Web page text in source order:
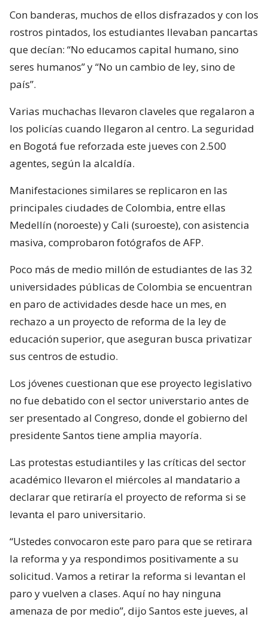
Con banderas, muchos de ellos disfrazados y con los
rostros pintados, los estudiantes llevaban pancartas
que decían: “No educamos capital humano, sino
seres humanos” y “No un cambio de ley, sino de
país”.
Varias muchachas llevaron claveles que regalaron a
los policías cuando llegaron al centro. La seguridad
en Bogotá fue reforzada este jueves con 2.500
agentes, según la alcaldía.
Manifestaciones similares se replicaron en las
principales ciudades de Colombia, entre ellas
Medellín (noroeste) y Cali (suroeste), con asistencia
masiva, comprobaron fotógrafos de AFP.
Poco más de medio millón de estudiantes de las 32
universidades públicas de Colombia se encuentran
en paro de actividades desde hace un mes, en
rechazo a un proyecto de reforma de la ley de
educación superior, que aseguran busca privatizar
sus centros de estudio.
Los jóvenes cuestionan que ese proyecto legislativo
no fue debatido con el sector universtario antes de
ser presentado al Congreso, donde el gobierno del
presidente Santos tiene amplia mayoría.
Las protestas estudiantiles y las críticas del sector
académico llevaron el miércoles al mandatario a
declarar que retiraría el proyecto de reforma si se
levanta el paro universitario.
“Ustedes convocaron este paro para que se retirara
la reforma y ya respondimos positivamente a su
solicitud. Vamos a retirar la reforma si levantan el
paro y vuelven a clases. Aquí no hay ninguna
amenaza de por medio”, dijo Santos este jueves, al